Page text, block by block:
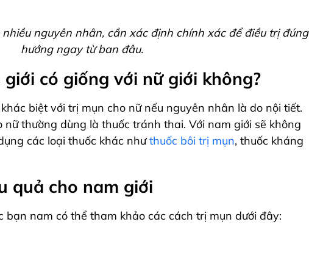
nguyên nhân, cần xác định chính xác để điều trị đúng
hướng ngay từ ban đâu.
có giống với nữ giới không?
biệt với trị mụn cho nữ nếu nguyên nhân là do nội tiết.
nữ thường dùng là thuốc tránh thai. Với nam giới sẽ không
các loại thuốc khác nhưthuốc bôi trị mụn, thuốc kháng
quả cho nam giới
bạn nam có thể tham khảo các cách trị mụn dưới đây: